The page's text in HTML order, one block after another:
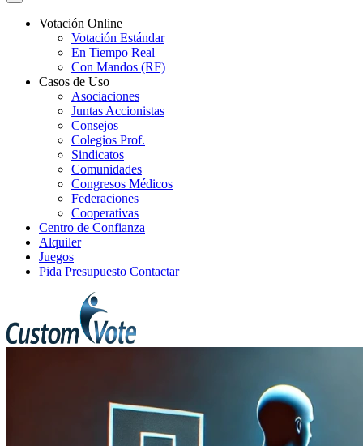
Votación Online
Votación Estándar
En Tiempo Real
Con Mandos (RF)
Casos de Uso
Asociaciones
Juntas Accionistas
Consejos
Colegios Prof.
Sindicatos
Comunidades
Congresos Médicos
Federaciones
Cooperativas
Centro de Confianza
Alquiler
Juegos
Pida Presupuesto Contactar